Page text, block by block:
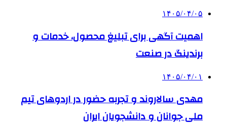
۱۴۰۵/۰۴/۰۵
اهمیت آگهی برای تبلیغ محصول، خدمات و
برندینگ در صنعت
۱۴۰۵/۰۴/۰۱
مهدی سالاروند و تجربه حضور در اردوهای تیم
ملی جوانان و دانشجویان ایران